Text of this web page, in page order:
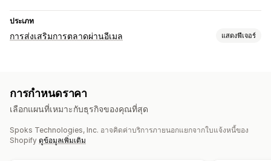
ประเภท
การส่งเสริมการตลาดผ่านอีเมล แสดงฟีเจอร์
การจัดการแคมเปญ
การปรับให้เข้ากับท้องถิ่น
นำเข้าและส่งออก การปรับให้เข้ากับท้องถิ่น ทริกเกอร์และกฎ
การกำหนดราคา
เลือกแผนที่เหมาะกับธุรกิจของคุณที่สุด
Spoks Technologies, Inc. อาจคิดค่าบริการภายนอกแยกจากใบแจ้งหนี้ของ
Shopify ดูข้อมูลเพิ่มเติม